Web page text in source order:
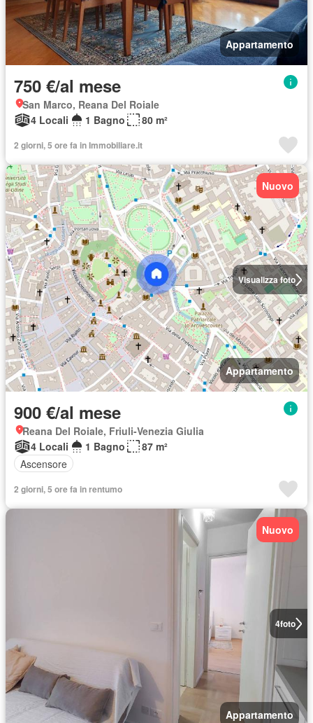
Appartamento
750 €/al mese
San Marco, Reana Del Roiale
4 Locali
1 Bagno 80 m²
2 giorni, 5 ore fa in Immobiliare.it
Visualizza foto
Nuovo
Appartamento
900 €/al mese
Reana Del Roiale, Friuli-Venezia Giulia
4 Locali
1 Bagno
87 m²
Ascensore
2 giorni, 5 ore fa in rentumo
4foto
Nuovo
Appartamento